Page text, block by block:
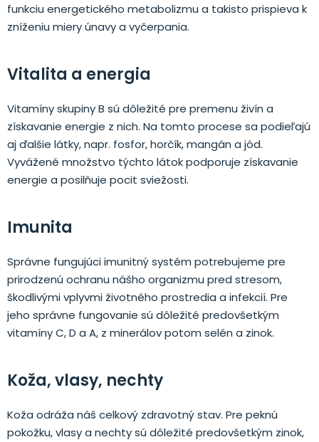
funkciu energetického metabolizmu a takisto prispieva k
zníženiu miery únavy a vyčerpania.
Vitalita a energia
Vitamíny skupiny B sú dôležité pre premenu živín a
získavanie energie z nich. Na tomto procese sa podieľajú
aj ďalšie látky, napr. fosfor, horčík, mangán a jód.
Vyvážené množstvo týchto látok podporuje získavanie
energie a posilňuje pocit sviežosti.
Imunita
Správne fungujúci imunitný systém potrebujeme pre
prirodzenú ochranu nášho organizmu pred stresom,
škodlivými vplyvmi životného prostredia a infekcií. Pre
jeho správne fungovanie sú dôležité predovšetkým
vitamíny C, D a A, z minerálov potom selén a zinok.
Koža, vlasy, nechty
Koža odráža náš celkový zdravotný stav. Pre peknú
pokožku, vlasy a nechty sú dôležité predovšetkým zinok,